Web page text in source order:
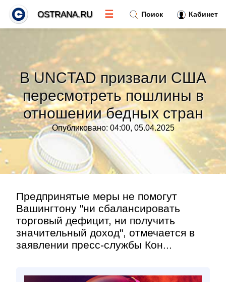
В UNCTAD призвали США
пересмотреть пошлины в
отношении бедных стран
Опубликовано: 04:00, 05.04.2025
Предпринятые меры не помогут
Вашингтону "ни сбалансировать
торговый дефицит, ни получить
значительный доход", отмечается в
заявлении пресс-службы Кон...
Поиск Кабинет
OSTRANA.RU ☰
Тренды новостей»
Рубрики»
Правила
Контакт»